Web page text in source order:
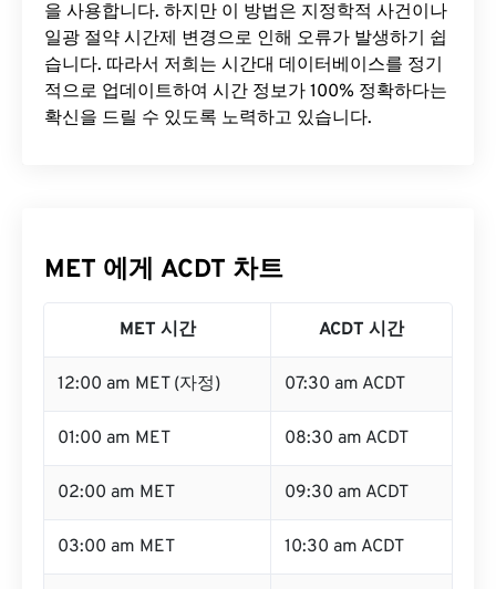
을 사용합니다. 하지만 이 방법은 지정학적 사건이나
일광 절약 시간제 변경으로 인해 오류가 발생하기 쉽
습니다. 따라서 저희는 시간대 데이터베이스를 정기
적으로 업데이트하여 시간 정보가 100% 정확하다는
확신을 드릴 수 있도록 노력하고 있습니다.
MET 에게 ACDT 차트
MET 시간 ACDT 시간
12:00 am MET (자정) 07:30 am ACDT
01:00 am MET 08:30 am ACDT
02:00 am MET 09:30 am ACDT
03:00 am MET 10:30 am ACDT